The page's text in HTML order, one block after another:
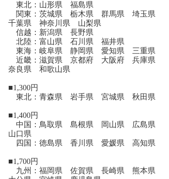
東北：山形県 福島県
関東：茨城県 栃木県 群馬県 埼玉県
千葉県 神奈川県 山梨県
信越：新潟県 長野県
北陸：富山県 石川県 福井県
東海：岐阜県 静岡県 愛知県 三重県
近畿：滋賀県 京都府 大阪府 兵庫県
奈良県 和歌山県
■1,300円
東北：青森県 岩手県 宮城県 秋田県
■1,400円
中国：鳥取県 島根県 岡山県 広島県
山口県
四国：徳島県 香川県 愛媛県 高知県
■1,700円
九州：福岡県 佐賀県 長崎県 熊本県